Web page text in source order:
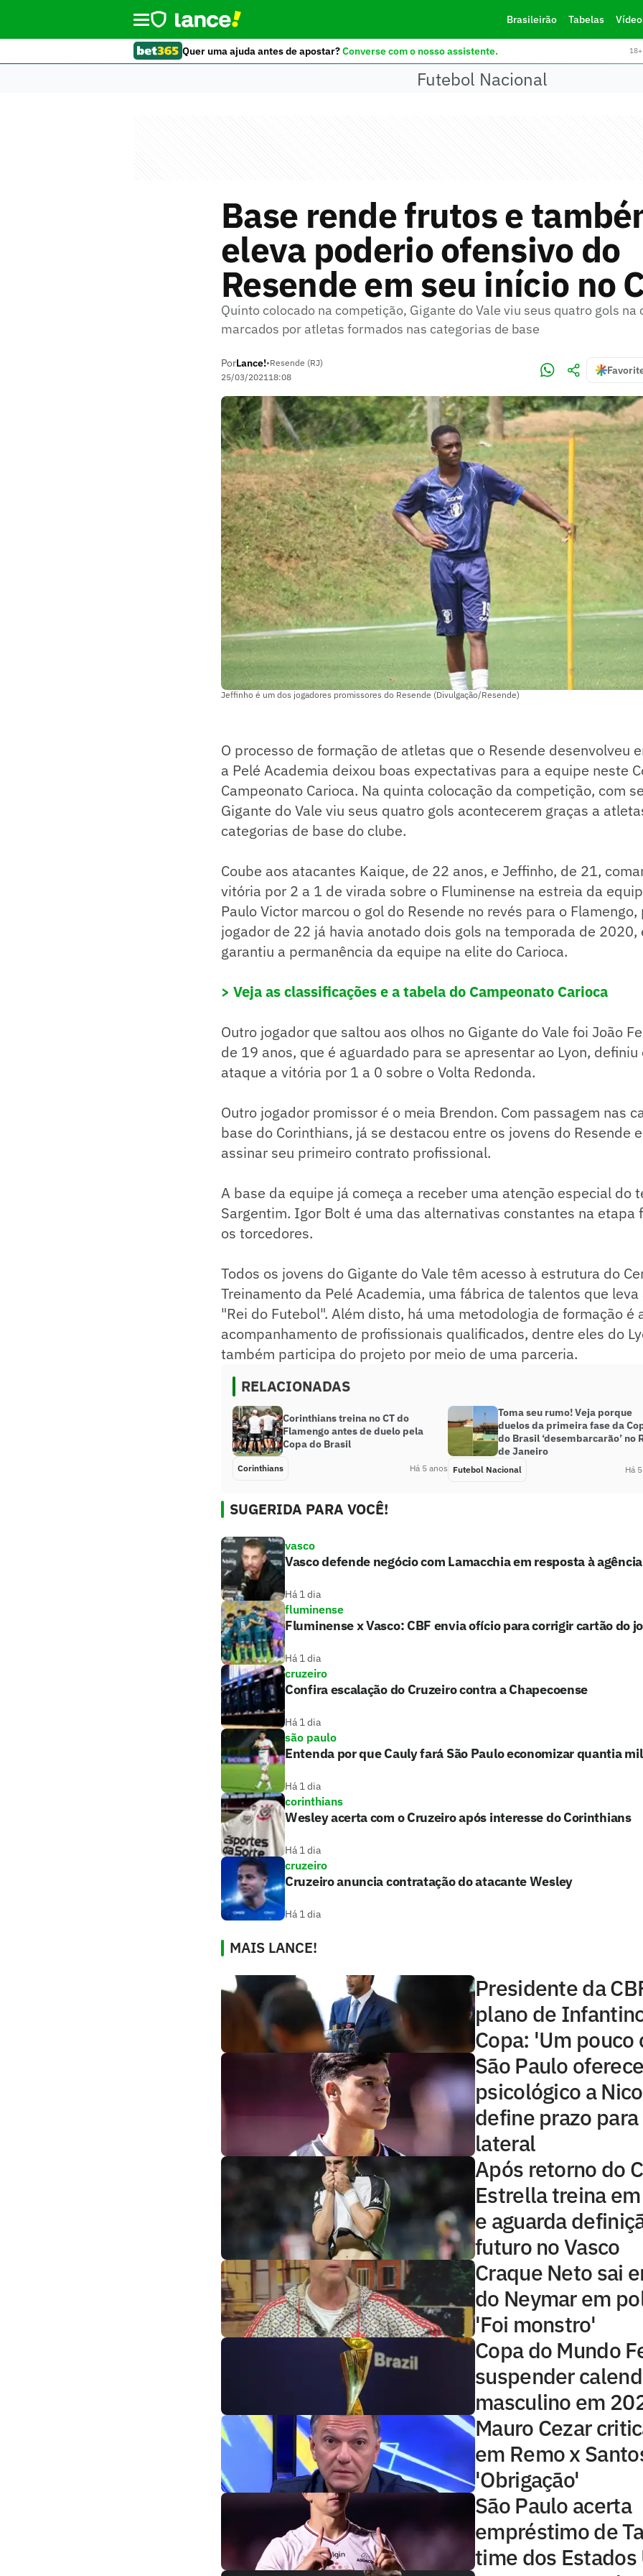
Brasileirão Tabelas
Quer uma ajuda antes de apostar?Converse com o nosso assistente.
Futebol Nacional
Base rende frutos e
eleva poderio ofensivo do
Resende em seu início no
Quinto colocado na competição, Gigante do Vale viu seus quatro gols na
marcados por atletas formados nas categorias de base
PorLance!•Resende (RJ)
25/03/202118:08
Jeffinho é um dos jogadores promissores do Resende (Divulgação/Resende)
O processo de formação de atletas que o Resende desenvolveu
a Pelé Academia deixou boas expectativas para a equipe neste
Campeonato Carioca. Na quinta colocação da competição, com
Gigante do Vale viu seus quatro gols acontecerem graças a
categorias de base do clube.
Coube aos atacantes Kaique, de 22 anos, e Jeffinho, de 21,
vitória por 2 a 1 de virada sobre o Fluminense na estreia da
Paulo Victor marcou o gol do Resende no revés para o Flamengo,
jogador de 22 já havia anotado dois gols na temporada de 2020,
garantiu a permanência da equipe na elite do Carioca.
> Veja as classificações e a tabela do Campeonato Carioca
Outro jogador que saltou aos olhos no Gigante do Vale foi João
de 19 anos, que é aguardado para se apresentar ao Lyon,
ataque a vitória por 1 a 0 sobre o Volta Redonda.
Outro jogador promissor é o meia Brendon. Com passagem nas
base do Corinthians, já se destacou entre os jovens do Resende
assinar seu primeiro contrato profissional.
A base da equipe já começa a receber uma atenção especial do
Sargentim. Igor Bolt é uma das alternativas constantes na etapa
os torcedores.
Todos os jovens do Gigante do Vale têm acesso à estrutura do
Treinamento da Pelé Academia, uma fábrica de talentos que
"Rei do Futebol". Além disto, há uma metodologia de formação é
acompanhamento de profissionais qualificados, dentre eles do
também participa do projeto por meio de uma parceria.
RELACIONADAS
Corinthians treina no CT do
Flamengo antes de duelo pela
Copa do Brasil
Corinthians Há 5 anos
Toma seu rumo! Veja porque
duelos da primeira fase da
do Brasil ‘desembarcarão’ no
de Janeiro
Futebol Nacional Há
SUGERIDA PARA VOCÊ!
vasco
Vasco defende negócio com Lamacchia em resposta à
Há 1 dia
fluminense
Fluminense x Vasco: CBF envia ofício para corrigir cartão do
Há 1 dia
cruzeiro
Confira escalação do Cruzeiro contra a Chapecoense
Há 1 dia
são paulo
Entenda por que Cauly fará São Paulo economizar quantia
Há 1 dia
corinthians
Wesley acerta com o Cruzeiro após interesse do Corinthians
Há 1 dia
cruzeiro
Cruzeiro anuncia contratação do atacante Wesley
Há 1 dia
MAIS LANCE!
Presidente da
plano de
Copa: 'Um pouco
São Paulo
psicológico a
define prazo
lateral
Após retorno do
Estrella treina
e aguarda
futuro no Vasco
Craque Neto sai
do Neymar em
'Foi monstro'
Copa do Mundo
suspender
masculino em
Mauro Cezar
em Remo x
'Obrigação'
São Paulo acerta
empréstimo de
time dos Estados